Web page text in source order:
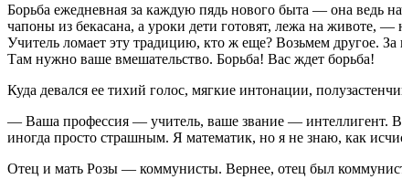
Борьба ежедневная за каждую пядь нового быта — она ведь
чапоны из бекасана, а уроки дети готовят, лежа на животе,
Учитель ломает эту традицию, кто ж еще? Возьмем другое. За
Там нужно ваше вмешательство. Борьба! Вас ждет борьба!
Куда девался ее тихий голос, мягкие интонации,
— Ваша профессия — учитель, ваше звание — интеллигент.
иногда просто страшным. Я математик, но я не знаю, как
Отец и мать Розы — коммунисты. Вернее, отец был